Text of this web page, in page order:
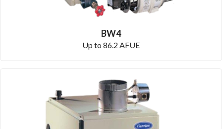
BW4
Up to 86.2 AFUE